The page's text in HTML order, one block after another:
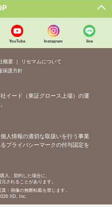
YouTube Instagram line
概要
リセマムについて
保護方針
イード（東証グロース上場）の運
人情報の適切な取扱いを行う事業
プライバシーマークの付与認定を
入、契約した場合に、
されることがあります。
・画像の無断転載を禁じます。
IID, Inc.